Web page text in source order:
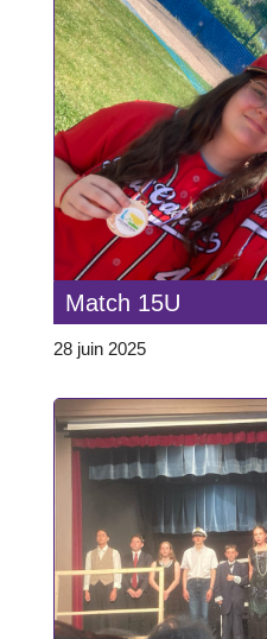
Match 15U
28 juin 2025